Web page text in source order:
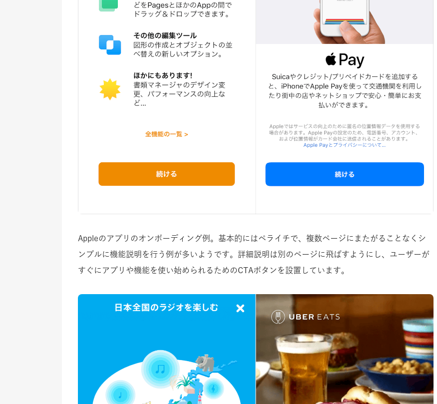
Appleのアプリのオンボーディング例。基本的にはペライチで、複数ページにまたがることなくシ
ンプルに機能説明を行う例が多いようです。詳細説明は別のページに飛ばすようにし、ユーザーが
すぐにアプリや機能を使い始められるためのCTAボタンを設置しています。